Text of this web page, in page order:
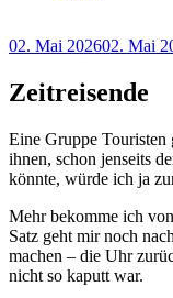
Veröffentlicht
02. Mai 202602. Mai
Zeitreisende
Eine Gruppe
ihnen, schon jenseits
könnte, würde ich ja
Mehr bekomme ich
Satz geht mir noch
machen – die Uhr
nicht so kaputt war.